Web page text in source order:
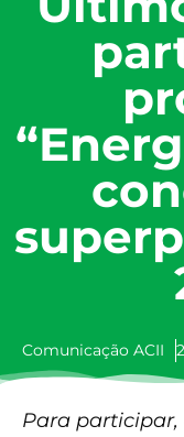
Comunicação ACII
Para